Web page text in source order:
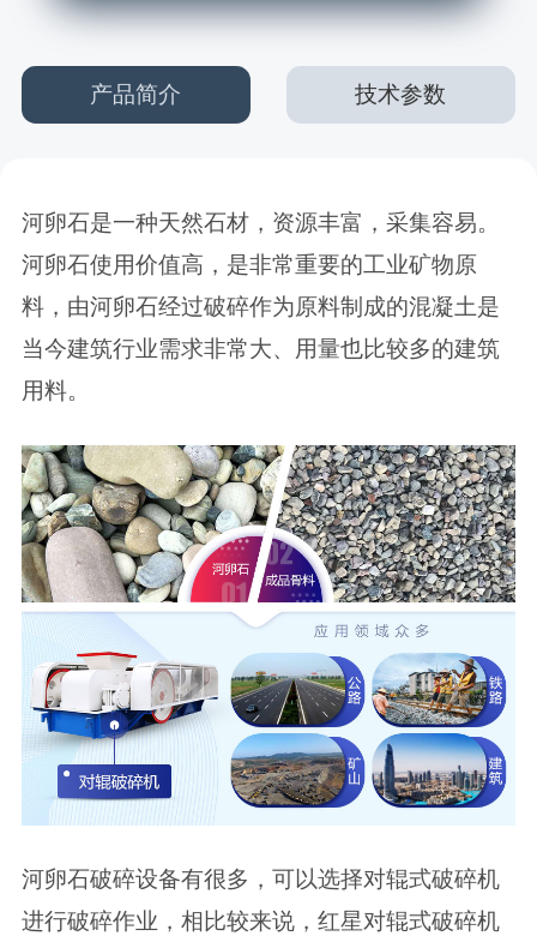
产品简介 技术参数
河卵石是一种天然石材，资源丰富，采集容易。
河卵石使用价值高，是非常重要的工业矿物原
料，由河卵石经过破碎作为原料制成的混凝土是
当今建筑行业需求非常大、用量也比较多的建筑
用料。
河卵石破碎设备有很多，可以选择对辊式破碎机
进行破碎作业，相比较来说，红星对辊式破碎机